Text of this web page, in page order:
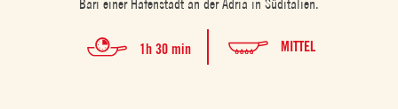
Bari einer Hafenstadt an der Adria in Süditalien.
1h 30 min MITTEL